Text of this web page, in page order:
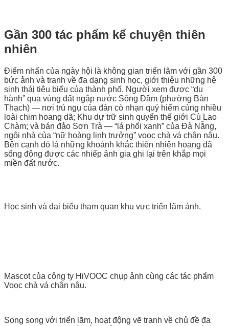
Gần 300 tác phẩm kể chuyện thiên
nhiên
Điểm nhấn của ngày hội là không gian triển lãm với gần 300
bức ảnh và tranh về đa dạng sinh học, giới thiệu những hệ
sinh thái tiêu biểu của thành phố. Người xem được “du
hành” qua vùng đất ngập nước Sông Đầm (phường Bàn
Thạch) — nơi trú ngụ của đàn cò nhạn quý hiếm cùng nhiều
loài chim hoang dã; Khu dự trữ sinh quyển thế giới Cù Lao
Chàm; và bán đảo Sơn Trà — “lá phổi xanh” của Đà Nẵng,
ngôi nhà của “nữ hoàng linh trưởng” voọc chà vá chân nâu.
Bên cạnh đó là những khoảnh khắc thiên nhiên hoang dã
sống động được các nhiếp ảnh gia ghi lại trên khắp mọi
miền đất nước.
Học sinh và đại biểu tham quan khu vực triển lãm ảnh.
Mascot của công ty HiVOOC chụp ảnh cùng các tác phẩm
Voọc chà vá chân nâu.
Song song với triển lãm, hoạt động vẽ tranh về chủ đề đa